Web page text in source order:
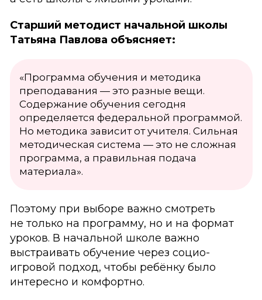
Старший методист начальной школы
Татьяна Павлова объясняет:
«Программа обучения и методика
преподавания — это разные вещи.
Содержание обучения сегодня
определяется федеральной программой.
Но методика зависит от учителя. Сильная
методическая система — это не сложная
программа, а правильная подача
материала».
Поэтому при выборе важно смотреть
не только на программу, но и на формат
уроков. В начальной школе важно
выстраивать обучение через социо-
игровой подход, чтобы ребёнку было
интересно и комфортно.